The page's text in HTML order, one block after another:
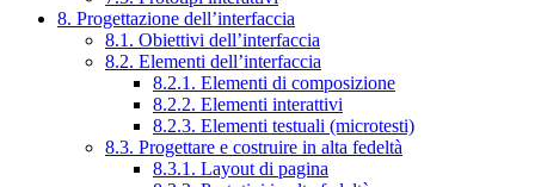
8. Progettazione dell’interfaccia
8.1. Obiettivi dell’interfaccia
8.2. Elementi dell’interfaccia
8.2.1. Elementi di composizione
8.2.2. Elementi interattivi
8.2.3. Elementi testuali (microtesti)
8.3. Progettare e costruire in alta fedeltà
8.3.1. Layout di pagina